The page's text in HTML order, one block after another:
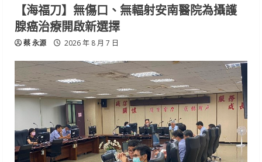
【海福刀】無傷口、無輻射安南醫院為攝護
腺癌治療開啟新選擇
蔡 永源 2026 年 8 月 7 日